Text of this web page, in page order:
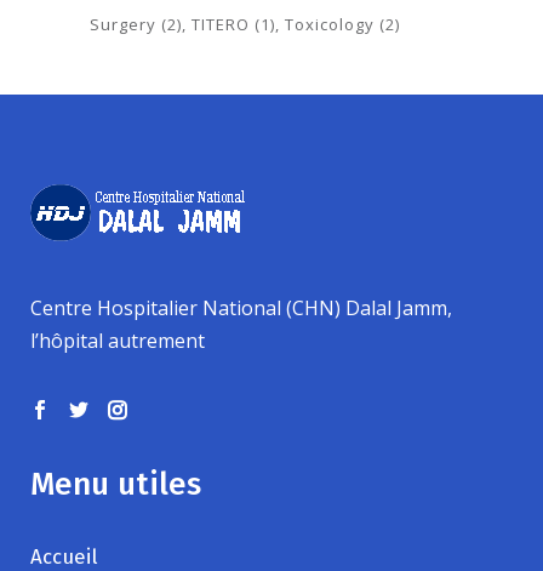
Surgery (2) TITERO (1) Toxicology (2)
Centre Hospitalier National (CHN) Dalal Jamm,
l’hôpital autrement
Menu utiles
Accueil